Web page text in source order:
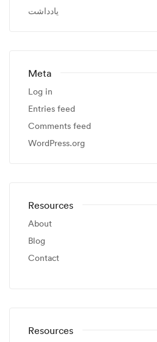
یادداشت
Meta
Log in
Entries feed
Comments feed
WordPress.org
Resources
About
Blog
Contact
Resources